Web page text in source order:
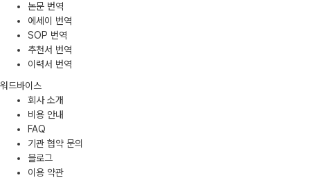
논문 번역
에세이 번역
SOP 번역
추천서 번역
이력서 번역
워드바이스
회사 소개
비용 안내
FAQ
기관 협약 문의
블로그
이용 약관